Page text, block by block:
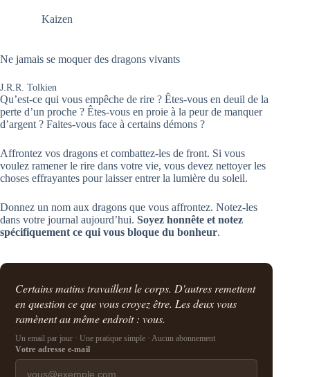
Kaizen
Ne jamais se moquer des dragons vivants
J.R.R. Tolkien
Qu’est-ce qui vous empêche de rire ? Êtes-vous en deuil de la
perte d’un proche ? Êtes-vous en proie à la peur de manquer
d’argent ? Faites-vous face à certains démons ?
Affrontez vos dragons et combattez-les de front. Si vous
voulez ramener le rire dans votre vie, vous devez nettoyer les
choses effrayantes pour laisser entrer la lumière du soleil.
Donnez un nom aux dragons que vous affrontez. Notez-les
dans votre journal aujourd’hui. Soyez honnête et notez
spécifiquement ce qui vous bloque du bonheur.
Certains matins travaillent le corps. D'autres remettent
en question ce que vous croyez être. Les deux vous
ramènent au même endroit : vous.
Un email par jour · Une pratique simple · Aucun abonnement
Votre adresse e-mail